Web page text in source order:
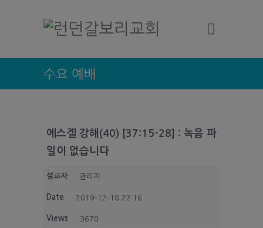
수요 예배
에스겔 강해(40) [37:15-28] : 녹음 파
일이 없습니다
설교자 관리자
Date 2019-12-18 22:16
Views 3670